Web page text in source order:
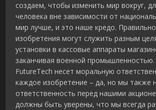
создаем, чтобы изменить мир вокруг,
человека вне зависимости от
мир лучше, и это наше кредо.
изобретения могут служить разным
установки в кассовые аппараты
заканчивая военной промышленностью.
FutureTech несет моральную
каждое изобретение – да, но мы также
ответственность перед нашими
должны быть уверены, что мы всегда